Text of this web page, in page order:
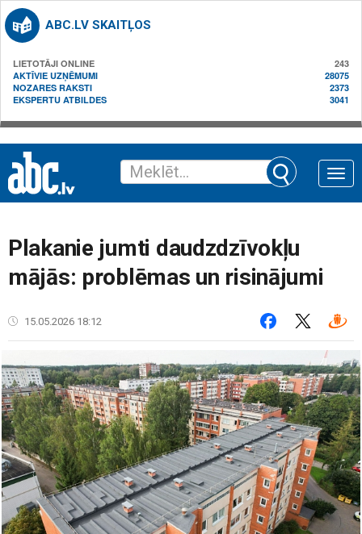
ABC.LV SKAITĻOS
LIETOTĀJI ONLINE
243
AKTĪVIE UZŅĒMUMI
28075
NOZARES RAKSTI
2373
EKSPERTU ATBILDES
3041
Toggle
Plakanie jumti daudzdzīvokļu
mājās: problēmas un risinājumi
15.05.2026 18:12